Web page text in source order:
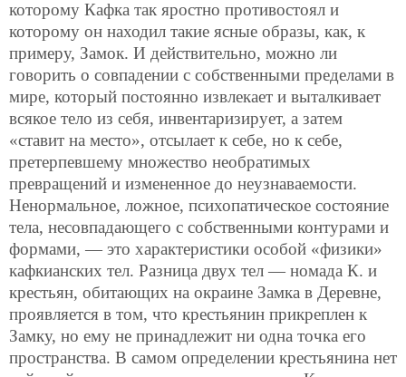
которому Кафка так яростно противостоял и
которому он находил такие ясные образы, как, к
примеру, Замок. И действительно, можно ли
говорить о совпадении с собственными пределами в
мире, который постоянно извлекает и выталкивает
всякое тело из себя, инвентаризирует, а затем
«ставит на место», отсылает к себе, но к себе,
претерпевшему множество необратимых
превращений и измененное до неузнаваемости.
Ненормальное, ложное, психопатическое состояние
тела, несовпадающего с собственными контурами и
формами, — это характеристики особой «физики»
кафкианских тел. Разница двух тел — номада К. и
крестьян, обитающих на окраине Замка в Деревне,
проявляется в том, что крестьянин прикреплен к
Замку, но ему не принадлежит ни одна точка его
пространства. В самом определении крестьянина нет